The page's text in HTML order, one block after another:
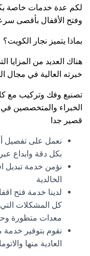
لكم عدة خدمات خاصة بكل
وفتح الأقفال بأقصى
بماذا يتميز نجار الكويت؟
هناك العديد من المزايا
خبرته العالية في مجال
تصنيع وفك وتركيب مع
الخبراء والمتخصصين
قصير جدا
نعمل على تفصيل
بكل دقة وابداع
نؤمن خدمة تبديل
الخالدية
لدينا خدمة فتح
كل المشكلات التي
معدات متطورة
نقوم بتوفير خدمة
العادية منها